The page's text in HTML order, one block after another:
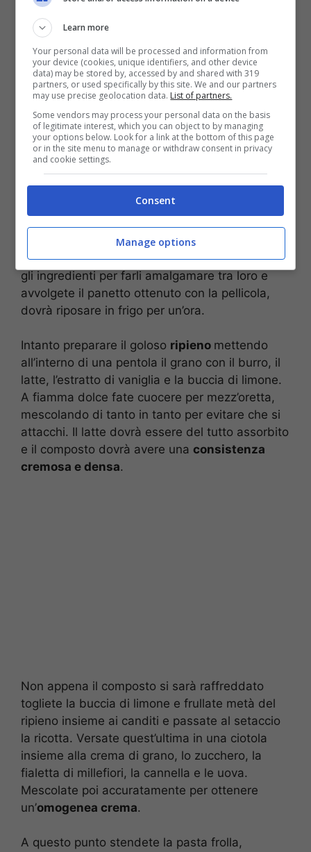
la buccia di un limone
300 gr di zucchero
1 cucchiaio di estratto di vaniglia
3 uova
30 gr di canditi
1 fialetta di millefiori
1 cucchiaio raso di cannella
Procedimento:
pasta frollaversando su un piano
buco al centro lo strutto, l’uovo, lo zucchero e la
buccia grattugiata di un limone. Impastate bene
gli ingredienti per farli amalgamare tra loro e
avvolgete il panetto ottenuto con la pellicola,
dovrà riposare in frigo per un’ora.
Intanto preparare il goloso ripieno mettendo
all’interno di una pentola il grano con il burro, il
latte, l’estratto di vaniglia e la buccia di limone.
A fiamma dolce fate cuocere per mezz’oretta,
mescolando di tanto in tanto per evitare che si
attacchi. Il latte dovrà essere del tutto assorbito
e il composto dovrà avere una consistenza
cremosa e densa.
Non appena il composto si sarà raffreddato
togliete la buccia di limone e frullate metà del
ripieno insieme ai canditi e passate al setaccio
la ricotta. Versate quest’ultima in una ciotola
insieme alla crema di grano, lo zucchero, la
fialetta di millefiori, la cannella e le uova.
Mescolate poi accuratamente per ottenere
un’omogenea crema.
A questo punto stendete la pasta frolla,
Learn more
Your personal data will be processed and information from
your device (cookies, unique identifiers, and other device
data) may be stored by, accessed by and shared with 319
partners, or used specifically by this site. We and our partners
may use precise geolocation data. List of partners.
Some vendors may process your personal data on the basis
of legitimate interest, which you can object to by managing
your options below. Look for a link at the bottom of this page
or in the site menu to manage or withdraw consent in privacy
and cookie settings.
Consent
Manage options